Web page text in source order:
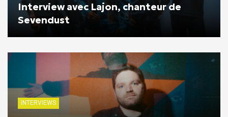
Interview avec Lajon, chanteur de
Sevendust
INTERVIEWS